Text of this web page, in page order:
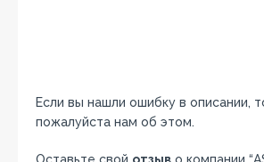
Если вы нашли ошибку в описании,
пожалуйста нам об этом.